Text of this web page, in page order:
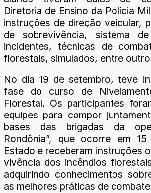
Diretoria de Ensino da Polícia
instruções de direção veicular,
de sobrevivência, sistema
incidentes, técnicas de
florestais, simulados, entre
No dia 19 de setembro, teve
fase do curso de
Florestal. Os participantes
equipes para compor
bases das brigadas da
Rondônia”, que ocorre em
Estado e receberam instruções
vivência dos incêndios
adquirindo conhecimentos
as melhores práticas de